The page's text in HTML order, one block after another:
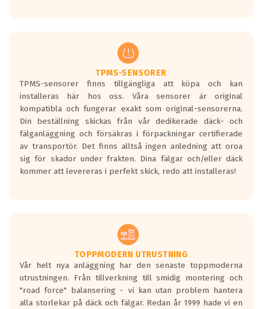
regelverket som introduceras år 2016.
Ett däck med två svarta vågor är redan
godkända för år 2016 nya regelverk.
Ett däck med en svart våg kommer vara
minst tre decibel tystare än det
regelverk som börjar gälla 2016.
TPMS-SENSORER
TPMS-sensorer finns tillgängliga att köpa och kan
installeras här hos oss. Våra sensorer är original
kompatibla och fungerar exakt som original-sensorerna.
Din beställning skickas från vår dedikerade däck- och
fälganläggning och försäkras i förpackningar certifierade
av transportör. Det finns alltså ingen anledning att oroa
sig för skador under frakten. Dina fälgar och/eller däck
kommer att levereras i perfekt skick, redo att installeras!
TOPPMODERN UTRUSTNING
Vår helt nya anläggning har den senaste toppmoderna
utrustningen. Från tillverkning till smidig montering och
"road force" balansering - vi kan utan problem hantera
alla storlekar på däck och fälgar. Redan år 1999 hade vi en